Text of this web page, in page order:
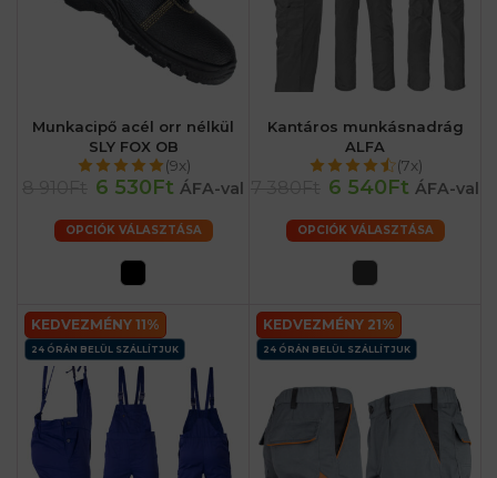
Munkacipő acél orr nélkül
SLY FOX OB
(9x)
6 530Ft ÁFA-val
OPCIÓK VÁLASZTÁSA
Kantáros munkásnadrág
ALFA
(7x)
6 540Ft ÁFA-val
OPCIÓK VÁLASZTÁSA
KEDVEZMÉNY 11%
24 ÓRÁN BELÜL SZÁLLÍTJUK
KEDVEZMÉNY 21%
24 ÓRÁN BELÜL SZÁLLÍTJUK